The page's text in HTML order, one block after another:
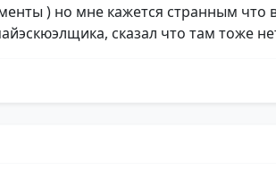
) но мне кажется странным что
сказал что там тоже